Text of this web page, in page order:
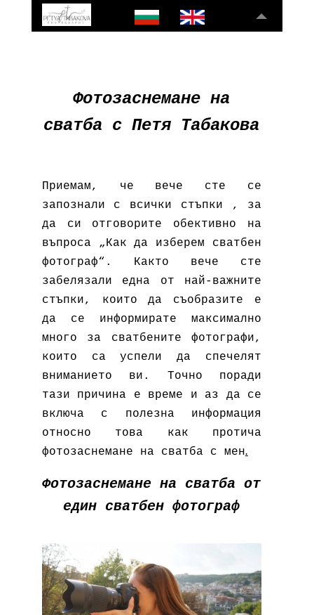
Фотозаснемане на
сватба с Петя Табакова
Приемам, че вече сте се
запознали с всички стъпки , за
да си отговорите обективно на
въпроса „Как да изберем сватбен
фотограф“. Както вече сте
забелязали една от най-важните
стъпки, които да съобразите е
да се информирате максимално
много за сватбените фотографи,
които са успели да спечелят
вниманието ви. Точно поради
тази причина е време и аз да се
включа с полезна информация
относно това как протича
фотозаснемане на сватба с мен.
Фотозаснемане на сватба от
един сватбен фотограф